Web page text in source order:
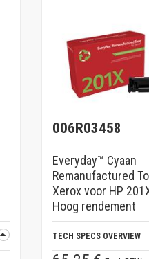
006R03458
Everyday™ Cyaan
Remanufactured
Xerox voor HP
Hoog rendement
TECH SPECS OVERVIEW